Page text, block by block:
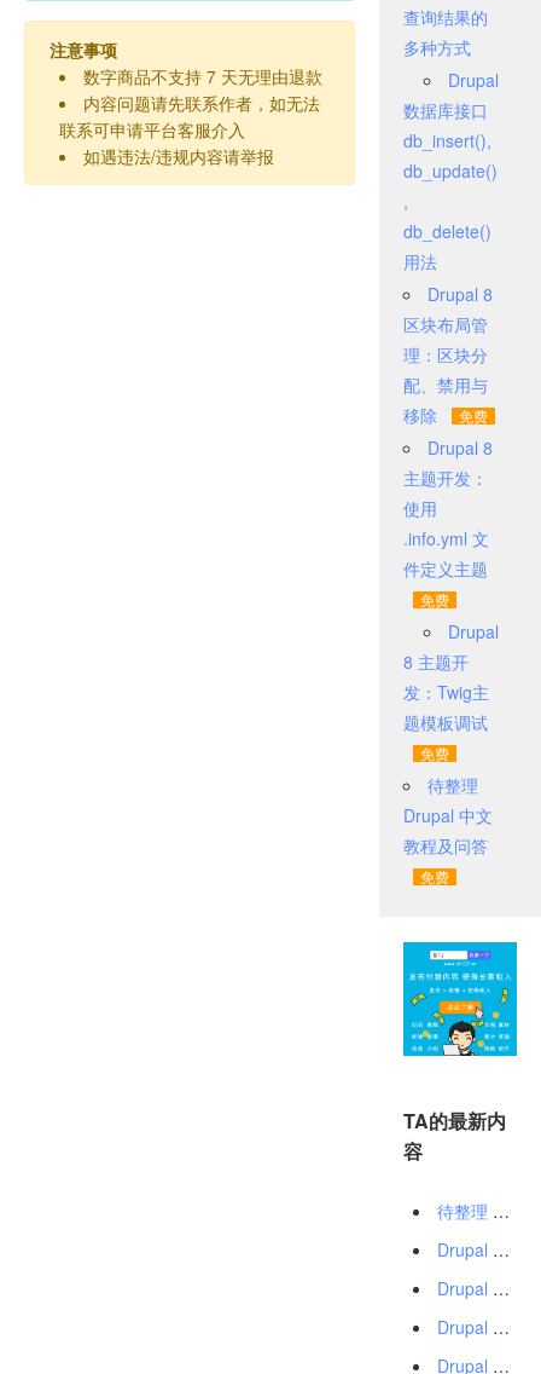
注意事项
数字商品不支持 7 天无理由退款
内容问题请先联系作者，如无法
联系可申请平台客服介入
如遇违法/违规内容请举报
查询结果的
多种方式
Drupal
数据库接口
db_insert(),
db_update()
,
db_delete()
用法
Drupal 8
区块布局管
理：区块分
配、禁用与
移除
Drupal 8
主题开发：
使用
.info.yml 文
件定义主题
Drupal
8 主题开
发：Twig主
题模板调试
待整理
Drupal 中文
教程及问答
TA的最新内
容
待整理 Drupal 中文教程及问答
Drupal 8 多站点介绍及安装配置指南
Drupal 安装 Code Sniffer 进行代码检查
Drupal 数据库接口 db_insert(), db_update(), db_delete() 用法
Drupal 数据库接口（Database API）：取得查询结果的多种方式